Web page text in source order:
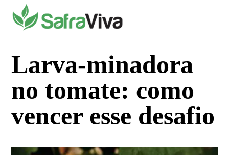
para
Larva-minadora
no tomate: como
vencer esse desafio